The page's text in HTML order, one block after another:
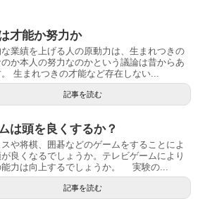
才能か努力か
業績を上げる人の原動力は、生まれつきの
か本人の努力なのかという議論は昔からあ
。 生まれつきの才能など存在しない...
記事を読む
は頭を良くするか？
や将棋、囲碁などのゲームをすることによ
が良くなるでしょうか。テレビゲームにより
能力は向上するでしょうか。 実験の...
記事を読む